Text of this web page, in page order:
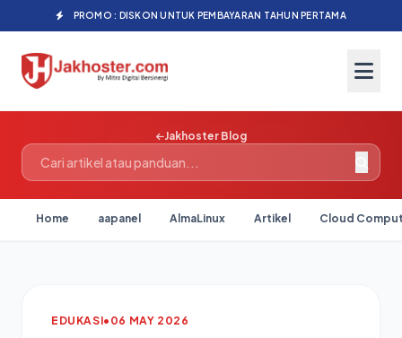
PROMO : DISKON UNTUK PEMBAYARAN TAHUN PERTAMA
Jakhoster Blog
Home aapanel AlmaLinux Artikel Cloud
EDUKASI• 06 MAY 2026